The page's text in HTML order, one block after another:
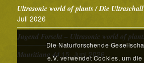
Ultrasonic world of plants / Die
Juli 2026
Jugend Forscht – Ultrasonic world of
Mauritiana 44 15. Juni 2026
Die Naturforschende
e.V. verwendet Cookies, um